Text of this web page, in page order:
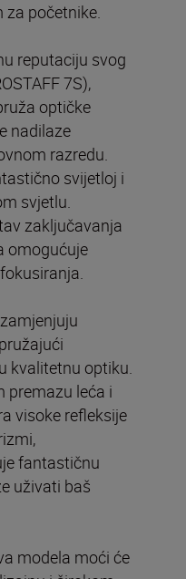
za početnike.
reputaciju svog
7S),
optičke
nadilaze
razredu.
svijetloj i
svjetlu.
zaključavanja
omogućuje
kvalitetnu optiku.
premazu leća i
visoke refleksije
fantastičnu
uživati baš
modela moći će